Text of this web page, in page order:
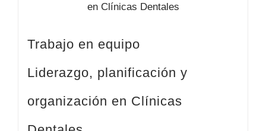
Trabajo en equipo
Liderazgo, planificación y
organización en Clínicas